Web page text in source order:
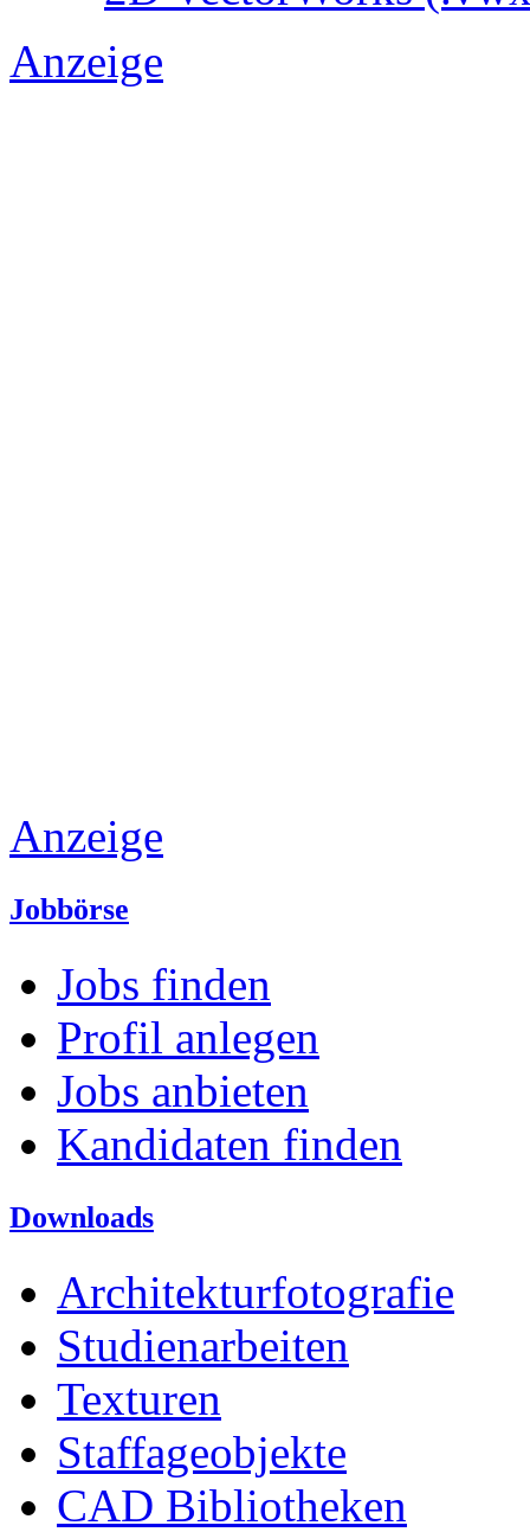
Anzeige
Anzeige
Jobbörse
Jobs finden
Profil anlegen
Jobs anbieten
Kandidaten finden
Downloads
Architekturfotografie
Studienarbeiten
Texturen
Staffageobjekte
CAD Bibliotheken